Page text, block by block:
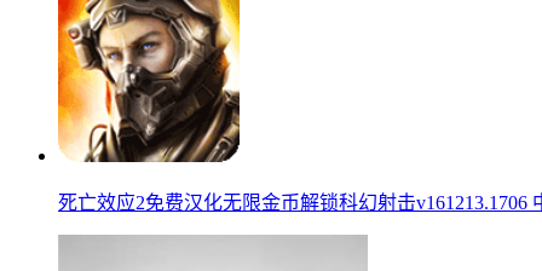
死亡效应2免费汉化无限金币解锁科幻射击v161213.1706